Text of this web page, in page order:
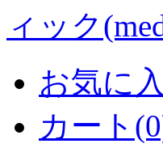
お気に
カート